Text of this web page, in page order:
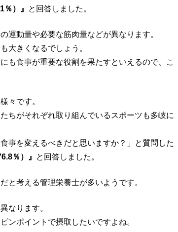
％）』 と回答しました。
運動量や必要な筋肉量などが異なります。
大きくなるでしょう。
も食事が重要な役割を果たすといえるので、こ
々です。
ちがそれぞれ取り組んでいるスポーツも多岐に
事を変えるべきだと思いますか？」と質問した
％）』 と回答しました。
と考える管理栄養士が多いようです。
なります。
ンポイントで摂取したいですよね。